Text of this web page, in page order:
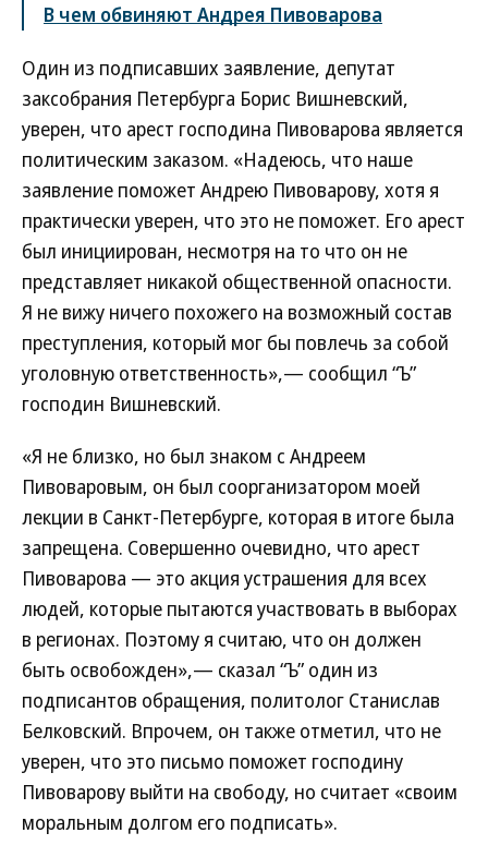
В чем обвиняют Андрея Пивоварова
Один из подписавших заявление, депутат
заксобрания Петербурга Борис Вишневский,
уверен, что арест господина Пивоварова является
политическим заказом. «Надеюсь, что наше
заявление поможет Андрею Пивоварову, хотя я
практически уверен, что это не поможет. Его арест
был инициирован, несмотря на то что он не
представляет никакой общественной опасности.
Я не вижу ничего похожего на возможный состав
преступления, который мог бы повлечь за собой
уголовную ответственность»,— сообщил “Ъ”
господин Вишневский.
«Я не близко, но был знаком с Андреем
Пивоваровым, он был соорганизатором моей
лекции в Санкт-Петербурге, которая в итоге была
запрещена. Совершенно очевидно, что арест
Пивоварова — это акция устрашения для всех
людей, которые пытаются участвовать в выборах
в регионах. Поэтому я считаю, что он должен
быть освобожден»,— сказал “Ъ” один из
подписантов обращения, политолог Станислав
Белковский. Впрочем, он также отметил, что не
уверен, что это письмо поможет господину
Пивоварову выйти на свободу, но считает «своим
моральным долгом его подписать».